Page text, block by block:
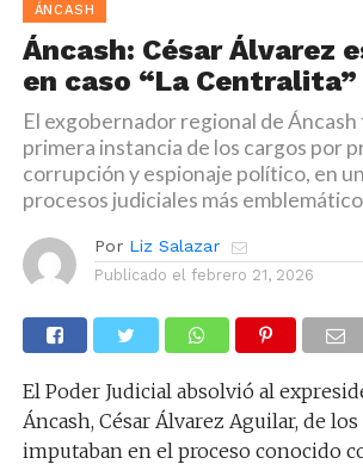
ÁNCASH
Áncash: César Álvarez
en caso “La Centralita”
El exgobernador regional de
primera instancia de los cargos por
corrupción y espionaje político, en
procesos judiciales más
Por Liz Salazar
Publicado el febrero 21, 2026
El Poder Judicial absolvió al
Áncash, César Álvarez Aguilar, de
imputaban en el proceso conocido